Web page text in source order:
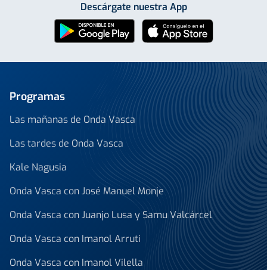
Descárgate nuestra App
Programas
Las mañanas de Onda Vasca
Las tardes de Onda Vasca
Kale Nagusia
Onda Vasca con José Manuel Monje
Onda Vasca con Juanjo Lusa y Samu Valcárcel
Onda Vasca con Imanol Arruti
Onda Vasca con Imanol Vilella